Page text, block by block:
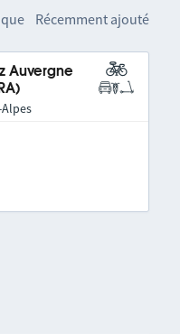
Récemment ajouté
Auvergne